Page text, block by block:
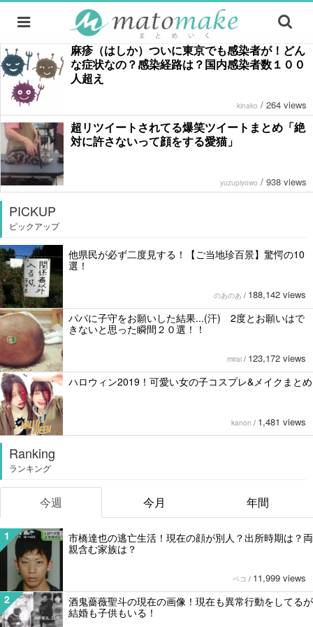
麻疹（はしか）ついに東京でも感染者が！どん
な症状なの？感染経路は？国内感染者数１００
人超え
kinako / 264 views
超リツイートされてる爆笑ツイートまとめ「絶
対に許さないって顔をする愛猫」
yuzupiyowo / 938 views
PICKUP
ピックアップ
他県民が必ず二度見する！【ご当地珍百景】驚愕の10
選！
のあのあ / 188,142 views
パパに子守をお願いした結果...(汗) 2度とお願いはで
きないと思った瞬間２０選！！
mirai / 123,172 views
ハロウィン2019！可愛い女の子コスプレ&メイクまとめ
kanon / 1,481 views
Ranking
ランキング
今週 今月 年間
1
市橋達也の逃亡生活！現在の顔が別人？出所時期は？両
親含む家族は？
ペコ / 11,999 views
2
酒鬼薔薇聖斗の現在の画像！現在も異常行動をしてるが
結婚も子供もいる！